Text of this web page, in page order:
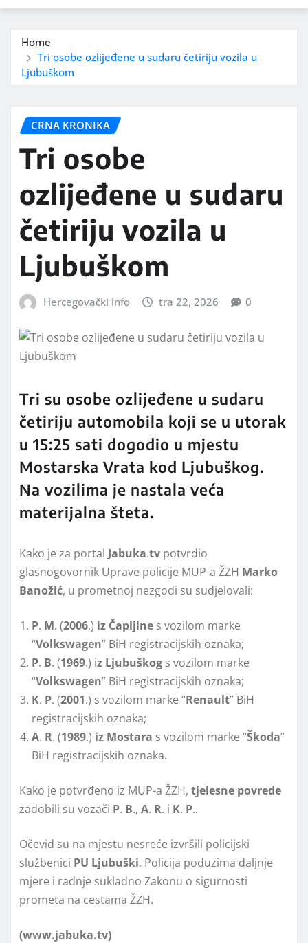
Home
Tri osobe ozlijeđene u sudaru četiriju vozila u
Ljubuškom
CRNA KRONIKA
Tri osobe
ozlijeđene u sudaru
četiriju vozila u
Ljubuškom
Hercegovački info tra 22, 2026 0
Tri su osobe ozlijeđene u sudaru
četiriju automobila koji se u utorak
u 15:25 sati dogodio u mjestu
Mostarska Vrata kod Ljubuškog.
Na vozilima je nastala veća
materijalna šteta.
Kako je za portal Jabuka.tv potvrdio
glasnogovornik Uprave policije MUP-a ŽZH Marko
Banožić, u prometnoj nezgodi su sudjelovali:
P. M. (2006.) iz Čapljine s vozilom marke
“Volkswagen” BiH registracijskih oznaka;
P. B. (1969.) iz Ljubuškog s vozilom marke
“Volkswagen” BiH registracijskih oznaka;
K. P. (2001.) s vozilom marke “Renault” BiH
registracijskih oznaka;
A. R. (1989.) iz Mostara s vozilom marke “Škoda”
BiH registracijskih oznaka.
Kako je potvrđeno iz MUP-a ŽZH, tjelesne povrede
zadobili su vozači P. B., A. R. i K. P..
Očevid su na mjestu nesreće izvršili policijski
službenici PU Ljubuški. Policija poduzima daljnje
mjere i radnje sukladno Zakonu o sigurnosti
prometa na cestama ŽZH.
(www.jabuka.tv)